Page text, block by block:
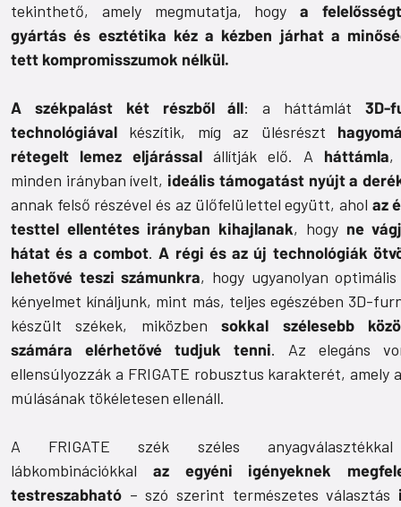
tekinthető, amely megmutatja, hogya
gyártás és esztétika kéz a kézben járhat a
tett kompromisszumok nélkül.
A székpalást két részből áll: a háttámlát3D-
technológiával készítik, míg az ülésrészt
rétegelt lemez eljárással állítják elő. A háttámla,
minden irányban ívelt, ideális támogatást nyújt a
annak felső részével és az ülőfelülettel együtt, ahol az
testtel ellentétes irányban kihajlanak, hogy ne
hátat és a combot.A régi és az új technológiák
lehetővé teszi számunkra, hogy ugyanolyan
kényelmet kínáljunk, mint más, teljes egészében 3D-
készült székek, miközbensokkal szélesebb
számára elérhetővé tudjuk tenni. Az elegáns
ellensúlyozzák a FRIGATE robusztus karakterét, amely
múlásának tökéletesen ellenáll.
A FRIGATE szék széles
lábkombinációkkal az egyéni igényeknek
testreszabható – szó szerint természetes választás